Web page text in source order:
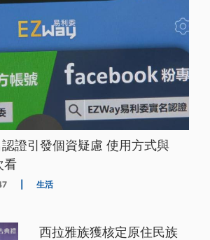
證引發個資疑慮 使用方式與
看
生活
西拉雅族獲核定原住民族